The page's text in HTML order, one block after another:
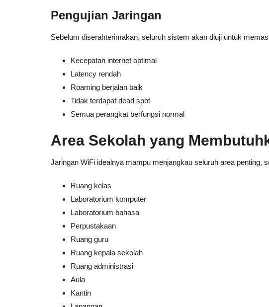
Pengujian Jaringan
Sebelum diserahterimakan, seluruh sistem akan diuji untuk
Kecepatan internet optimal
Latency rendah
Roaming berjalan baik
Tidak terdapat dead spot
Semua perangkat berfungsi normal
Area Sekolah yang
Jaringan WiFi idealnya mampu menjangkau seluruh area penting,
Ruang kelas
Laboratorium komputer
Laboratorium bahasa
Perpustakaan
Ruang guru
Ruang kepala sekolah
Ruang administrasi
Aula
Kantin